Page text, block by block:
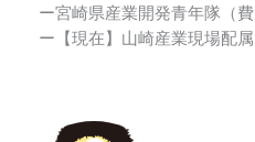
ー宮崎県産業開発青年隊（費
ー【現在】山崎産業現場配属